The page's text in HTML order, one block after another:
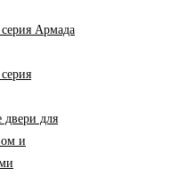
Армада
для
и